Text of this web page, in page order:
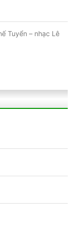
Tuyển – nhạc Lê